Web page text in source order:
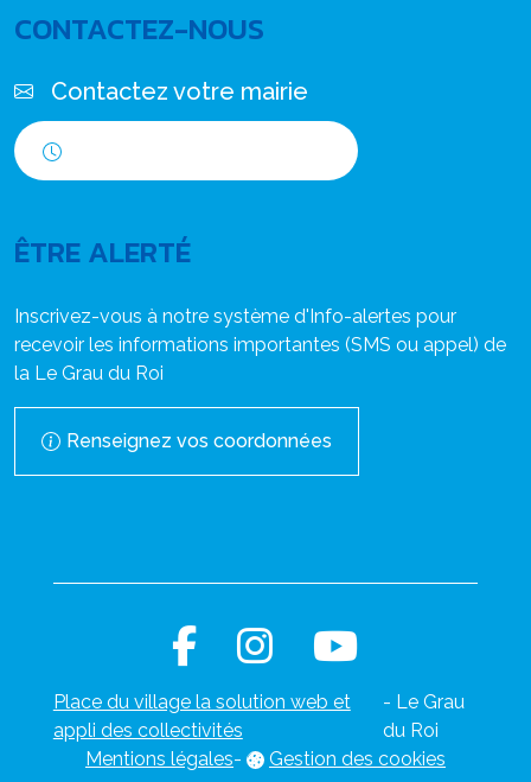
CONTACTEZ-NOUS
Contactez votre mairie
ÊTRE ALERTÉ
Inscrivez-vous à notre système d'Info-alertes pour
recevoir les informations importantes (SMS ou appel) de
la Le Grau du Roi
Renseignez vos coordonnées
Place du village la solution web et
appli des collectivités
- Le Grau
du Roi
Mentions légales- Gestion des cookies